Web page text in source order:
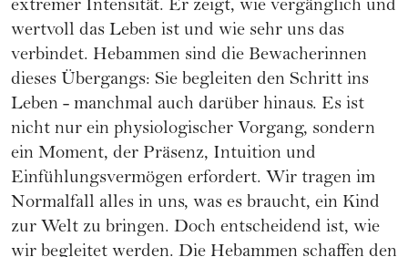
extremer Intensität. Er zeigt, wie vergänglich und
wertvoll das Leben ist und wie sehr uns das
verbindet. Hebammen sind die Bewacherinnen
dieses Übergangs: Sie begleiten den Schritt ins
Leben - manchmal auch darüber hinaus. Es ist
nicht nur ein physiologischer Vorgang, sondern
ein Moment, der Präsenz, Intuition und
Einfühlungsvermögen erfordert. Wir tragen im
Normalfall alles in uns, was es braucht, ein Kind
zur Welt zu bringen. Doch entscheidend ist, wie
wir begleitet werden. Die Hebammen schaffen den